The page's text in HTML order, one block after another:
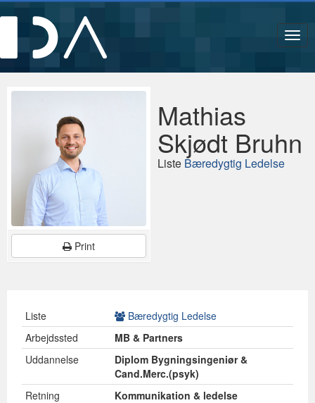
Print
Mathias
Skjødt Bruhn
Liste Bæredygtig Ledelse
Liste
Bæredygtig Ledelse
Arbejdssted
MB & Partners
Uddannelse
Diplom Bygningsingeniør &
Cand.Merc.(psyk)
Retning
Kommunikation & ledelse